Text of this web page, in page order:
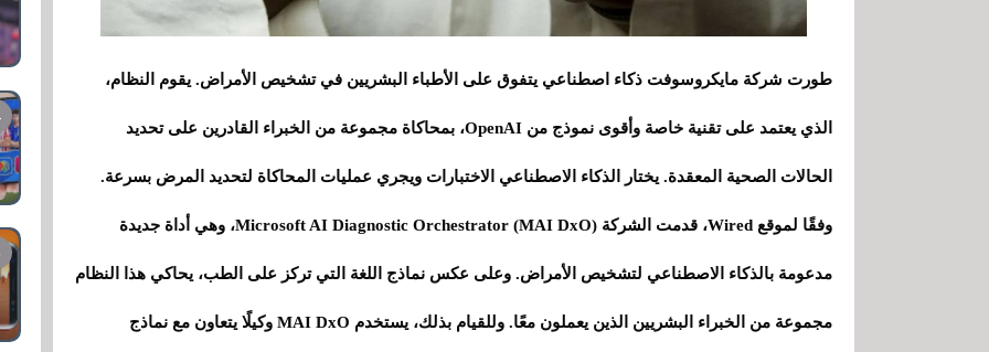
طورت شركة مايكروسوفت ذكاء اصطناعي يتفوق على الأطباء البشريين في تشخيص الأمراض. يقوم النظام،
الذي يعتمد على تقنية خاصة وأقوى نموذج من OpenAI، بمحاكاة مجموعة من الخبراء القادرين على تحديد
الحالات الصحية المعقدة. يختار الذكاء الاصطناعي الاختبارات ويجري عمليات المحاكاة لتحديد المرض بسرعة.
وفقًا لموقع Wired، قدمت الشركة Microsoft AI Diagnostic Orchestrator (MAI DxO)، وهي أداة جديدة
مدعومة بالذكاء الاصطناعي لتشخيص الأمراض. وعلى عكس نماذج اللغة التي تركز على الطب، يحاكي هذا النظام
مجموعة من الخبراء البشريين الذين يعملون معًا. وللقيام بذلك، يستخدم MAI DxO وكيلًا يتعاون مع نماذج